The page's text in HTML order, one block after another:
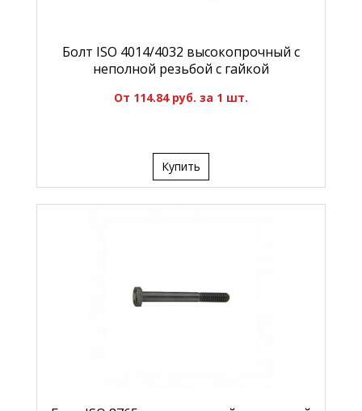
Болт ISO 4014/4032 высокопрочный с
неполной резьбой с гайкой
От 114.84 руб. за 1 шт.
Купить